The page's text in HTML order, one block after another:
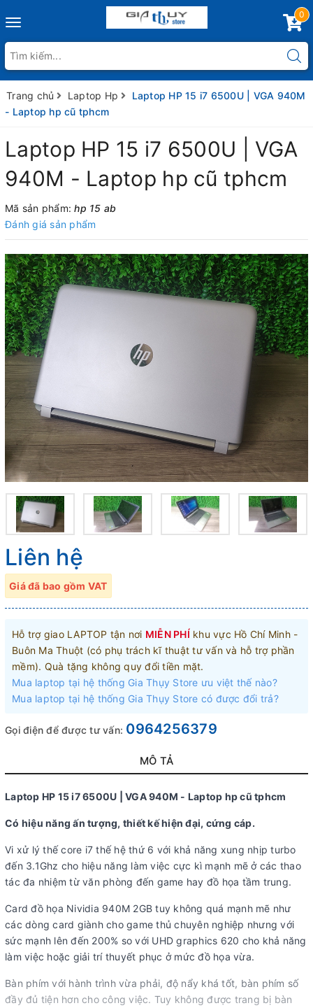
Toggle
0
Trang chủ Laptop Hp
Laptop HP 15 i7 6500U | VGA 940M
- Laptop hp cũ tphcm
Laptop HP 15 i7 6500U | VGA
940M - Laptop hp cũ tphcm
Mã sản phẩm:hp 15 ab
Đánh giá sản phẩm
Liên hệ
Giá đã bao gồm VAT
Hỗ trợ giao LAPTOP tận nơi MIỄN PHÍ khu vực Hồ Chí Minh -
Buôn Ma Thuột (có phụ trách kĩ thuật tư vấn và hỗ trợ phần
mềm). Quà tặng không quy đổi tiền mặt.
Mua laptop tại hệ thống Gia Thụy Store ưu việt thế nào?
Mua laptop tại hệ thống Gia Thụy Store có được đổi trả?
Gọi điện để được tư vấn: 0964256379
MÔ TẢ
Laptop HP 15 i7 6500U | VGA 940M - Laptop hp cũ tphcm
Có hiệu năng ấn tượng, thiết kế hiện đại, cứng cáp.
Vi xử lý thế core i7 thế hệ thứ 6 với khả năng xung nhịp turbo
đến 3.1Ghz cho hiệu năng làm việc cực kì mạnh mẽ ở các thao
tác đa nhiệm từ văn phòng đến game hay đồ họa tầm trung.
Card đồ họa Nividia 940M 2GB tuy không quá mạnh mẽ như
các dòng card giành cho game thủ chuyên nghiệp nhưng với
sức mạnh lên đến 200% so với UHD graphics 620 cho khả năng
làm việc hoặc giải trí thuyết phục ở mức đồ họa vừa.
Bàn phím với hành trình vừa phải, độ nẩy khá tốt, bàn phím số
đầy đủ tiện hơn cho công việc. Tuy không được trang bị bàn